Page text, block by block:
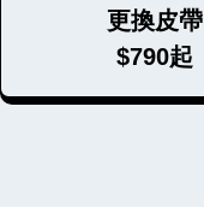
更換皮帶
$790起